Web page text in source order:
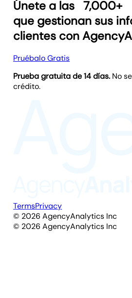
Pricing and available
region.
Únete a las 7,000+
que gestionan sus
clientes con
Pruébalo Gratis
Prueba gratuita de 14 días. No
crédito.
TermsPrivacy
© 2026 AgencyAnalytics Inc
© 2026 AgencyAnalytics Inc